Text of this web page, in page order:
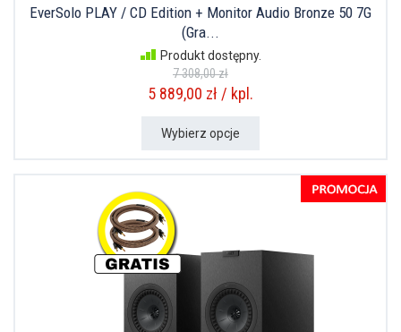
EverSolo PLAY / CD Edition + Monitor Audio Bronze 50 7G
(Gra...
Produkt dostępny.
7 308,00 zł
5 889,00 zł / kpl.
Wybierz opcje